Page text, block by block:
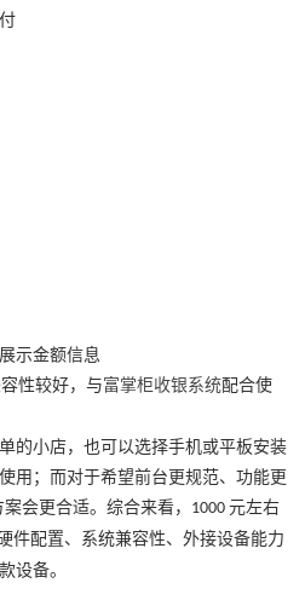
示金额信息
性较好，与富掌柜收银系统配合使
的小店，也可以选择手机或平板安装
用；而对于希望前台更规范、功能更
会更合适。综合来看， 1000元左右
件配置、系统兼容性、外接设备能力
设备。